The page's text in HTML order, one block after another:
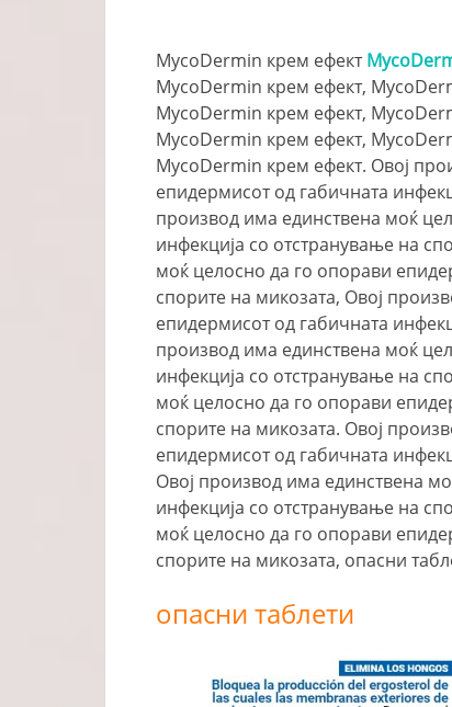
MycoDermin крем ефект
MycoDermin крем ефект,
MycoDermin крем ефект,
MycoDermin крем ефект,
MycoDermin крем ефект. Овој
епидермисот од габичната
производ има единствена моќ
инфекција со отстранување на
моќ целосно да го опорави
спорите на микозата, Овој
епидермисот од габичната
производ има единствена моќ
инфекција со отстранување на
моќ целосно да го опорави
спорите на микозата. Овој
епидермисот од габичната
Овој производ има единствена
инфекција со отстранување на
моќ целосно да го опорави
спорите на микозата, опасни
опасни таблети